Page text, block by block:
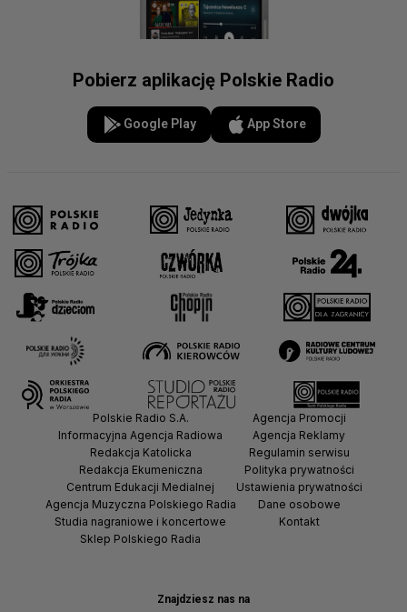
Pobierz aplikację Polskie Radio
Google Play App Store
Znajdziesz nas na
Polskie Radio S.A.
Informacyjna Agencja Radiowa
Redakcja Katolicka
Redakcja Ekumeniczna
Centrum Edukacji Medialnej
Agencja Muzyczna Polskiego Radia
Studia nagraniowe i koncertowe
Sklep Polskiego Radia
Agencja Promocji
Agencja Reklamy
Regulamin serwisu
Polityka prywatności
Ustawienia prywatności
Dane osobowe
Kontakt